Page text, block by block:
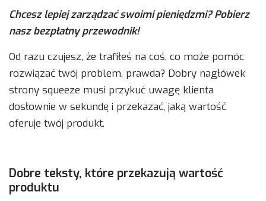
Chcesz lepiej zarządzać swoimi pieniędzmi? Pobierz
nasz bezpłatny przewodnik!
Od razu czujesz, że trafiłeś na coś, co może pomóc
rozwiązać twój problem, prawda? Dobry nagłówek
strony squeeze musi przykuć uwagę klienta
dosłownie w sekundę i przekazać, jaką wartość
oferuje twój produkt.
Dobre teksty, które przekazują wartość
produktu